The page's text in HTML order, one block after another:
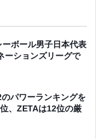
ボール男子日本代表
ーションズリーグで
パワーランキングを
、ZETAは12位の厳